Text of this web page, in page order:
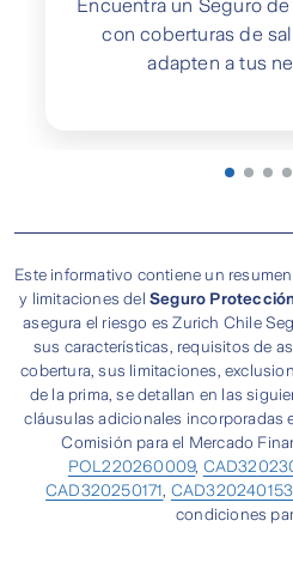
Encuentra un Seguro
con coberturas de
adapten a tus
Este informativo contiene un
y limitaciones del Seguro
asegura el riesgo es Zurich Chile
sus características, requisitos de
cobertura, sus limitaciones,
de la prima, se detallan en las
cláusulas adicionales incorporadas
Comisión para el Mercado
POL220260009,
CAD320250171 CAD320240153
condiciones